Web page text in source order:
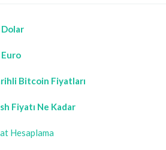
Dolar
Euro
Bitcoin Fiyatları
Fiyatı Ne Kadar
Hesaplama